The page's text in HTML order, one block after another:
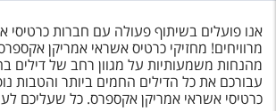
עקבו אחרינו
אנו פועלים בשיתוף פעולה עם חברות כרטיסי
מרוויחים! מחזיקי כרטיס אשראי אמריקן
מהנחות משמעותיות על מגוון רחב של דילים
עבורכם את כל הדילים החמים ביותר והטבות
כרטיסי אשראי אמריקן אקספרס. כל שעליכם